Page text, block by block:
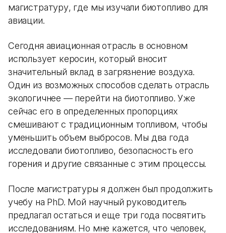
магистратуру, где мы изучали биотопливо для
авиации.
Сегодня авиационная отрасль в основном
использует керосин, который вносит
значительный вклад в загрязнение воздуха.
Один из возможных способов сделать отрасль
экологичнее — перейти на биотопливо. Уже
сейчас его в определенных пропорциях
смешивают с традиционным топливом, чтобы
уменьшить объем выбросов. Мы два года
исследовали биотопливо, безопасность его
горения и другие связанные с этим процессы.
После магистратуры я должен был продолжить
учебу на PhD. Мой научный руководитель
предлагал остаться и еще три года посвятить
исследованиям. Но мне кажется, что человек,